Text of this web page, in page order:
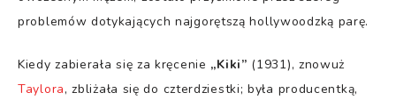
problemów dotykających najgorętszą hollywoodzką parę.
Kiedy zabierała się za kręcenie „Kiki” (1931), znowuż
Taylora, zbliżała się do czterdziestki; była producentką,